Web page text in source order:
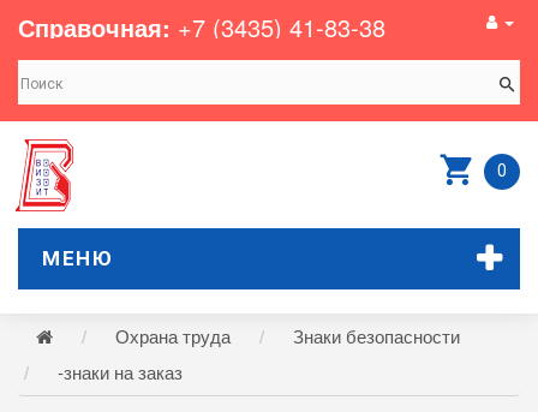
Справочная: +7 (3435) 41-83-38
0
МЕНЮ
Охрана труда
Знаки безопасности
-знаки на заказ